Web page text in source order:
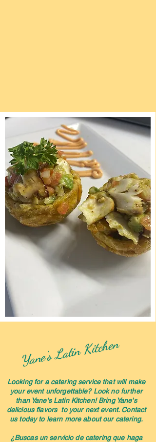
Yane's Latin Kitchen
Looking for a catering service that will make
your event unforgettable? Look no further
than Yane's Latin Kitchen! Bring Yane's
delicious flavors to your next event. Contact
us today to learn more about our catering.
¿Buscas un servicio de catering que haga